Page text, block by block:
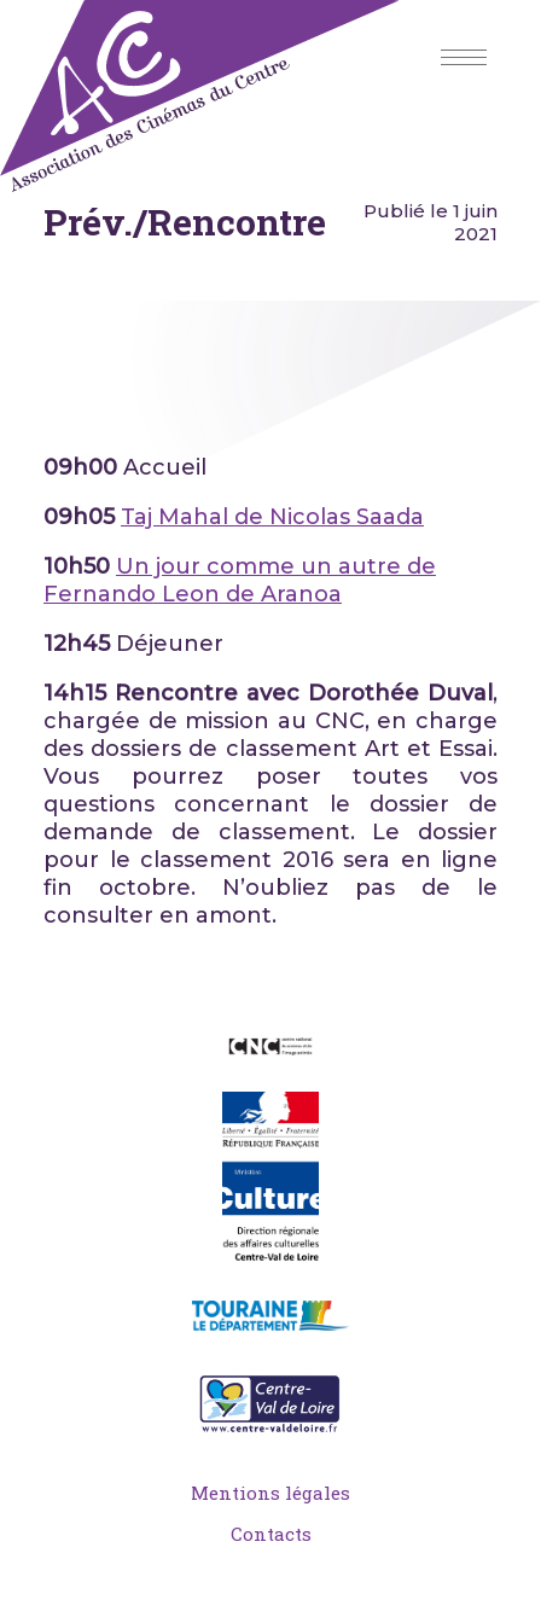
content
Association des Cinémas du
Centre
Prév./Rencontre
Publié le 1 juin
2021
09h00 Accueil
09h05 Taj Mahal de Nicolas Saada
10h50 Un jour comme un autre de
Fernando Leon de Aranoa
12h45Déjeuner
14h15 Rencontre avec Dorothée Duval ,
chargée de mission au CNC, en charge
des dossiers de classement Art et Essai.
Vous pourrez poser toutes vos
questions concernant le dossier de
demande de classement. Le dossier
pour le classement 2016 sera en ligne
fin octobre. N’oubliez pas de le
consulter en amont.
Mentions légales
Contacts